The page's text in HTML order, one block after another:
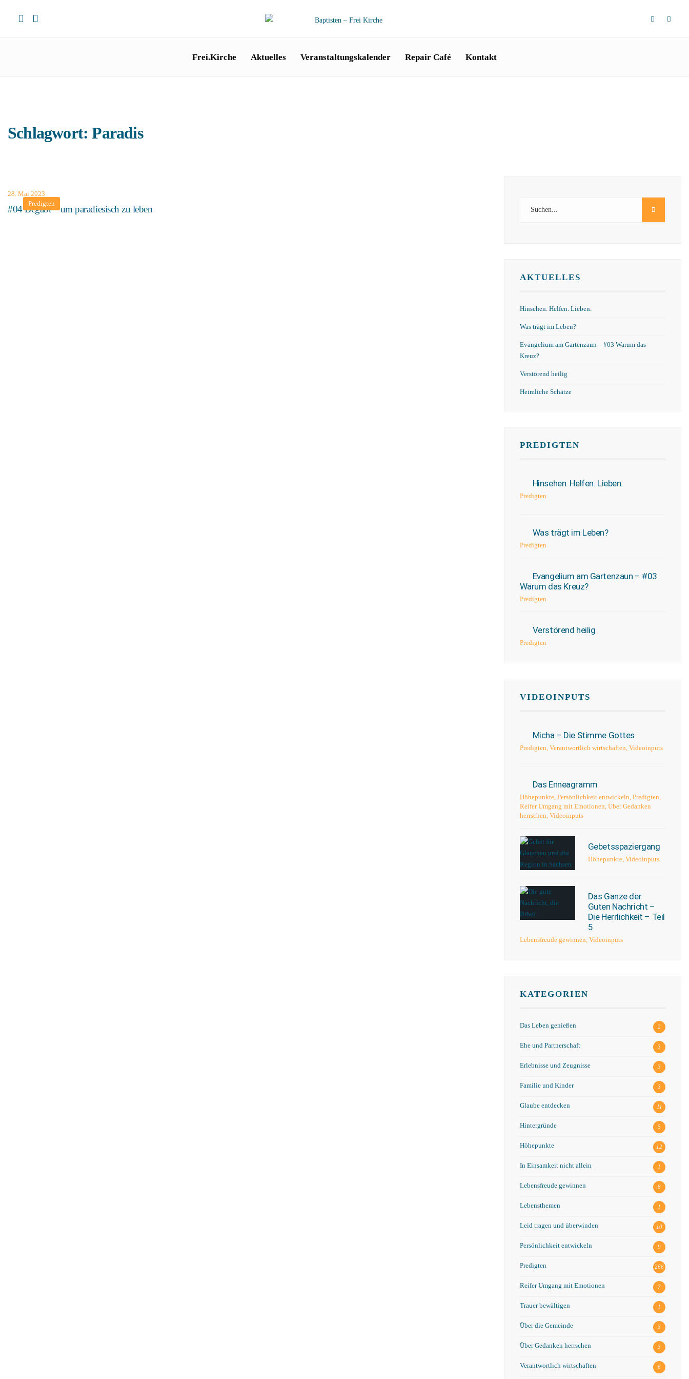
Frei.Kirche Aktuelles Veranstaltungskalender Repair Café Kontakt
Schlagwort:Paradis
Predigten
28. Mai 2023
#04 Begabt – um paradiesisch zu leben
AKTUELLES
Hinsehen. Helfen. Lieben.
Was trägt im Leben?
Evangelium am Gartenzaun – #03 Warum das
Kreuz?
Verstörend heilig
Heimliche Schätze
PREDIGTEN
Hinsehen. Helfen. Lieben.
Predigten
Was trägt im Leben?
Predigten
Evangelium am Gartenzaun – #03
Warum das Kreuz?
Predigten
Verstörend heilig
Predigten
VIDEOINPUTS
Micha – Die Stimme Gottes
Predigten, Verantwortlich wirtschaften, Videoinputs
Das Enneagramm
Höhepunkte, Persönlichkeit entwickeln, Predigten,
Reifer Umgang mit Emotionen, Über Gedanken
herrschen, Videoinputs
Gebetsspaziergang
Höhepunkte, Videoinputs
Das Ganze der
Guten Nachricht –
Die Herrlichkeit – Teil
5
Lebensfreude gewinnen, Videoinputs
KATEGORIEN
Das Leben genießen 2
Ehe und Partnerschaft 3
Erlebnisse und Zeugnisse 3
Familie und Kinder 3
Glaube entdecken 11
Hintergründe 5
Höhepunkte 12
In Einsamkeit nicht allein 1
Lebensfreude gewinnen 8
Lebensthemen 1
Leid tragen und überwinden 10
Persönlichkeit entwickeln 9
Predigten 266
Reifer Umgang mit Emotionen 7
Trauer bewältigen 1
Über die Gemeinde 3
Über Gedanken herrschen 3
Verantwortlich wirtschaften 6